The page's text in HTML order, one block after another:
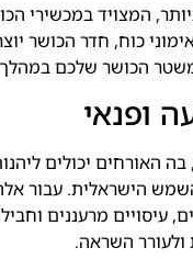
המצויד במכשירי
כוח, חדר הכושר
הכושר שלכם
ופנאי
האורחים יכולים
הישראלית. עבור
מרעננים
ולעורר השראה.